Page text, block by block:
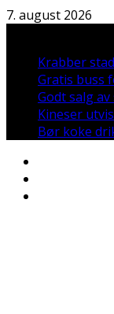
Hopp
7. august 2026
Krabber
Gratis buss
Godt salg
Kineser
Bør koke